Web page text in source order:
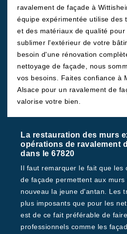
ravalement de façade à
équipe expérimentée utilise des
et des matériaux de qualité
sublimer l'extérieur de votre
besoin d'une rénovation
nettoyage de façade, nous
vos besoins. Faites confiance à
Alsace pour un ravalement de
valorise votre bien.
La restauration des murs
opérations de ravalement
dans le 67820
Il faut remarquer le fait que les
de façade permettent aux
nouveau la jeune d'antan. Les
plus imposants que pour les
est de ce fait préférable de
professionnels comme les